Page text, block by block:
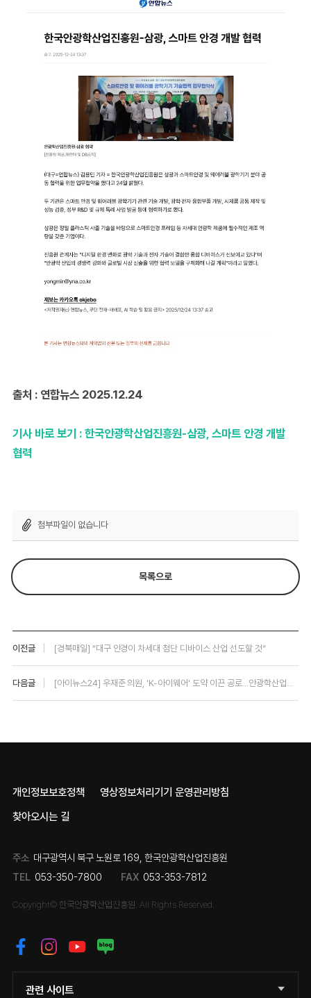
출처 : 연합뉴스 2025.12.24
기사 바로 보기 : 한국안광학산업진흥원-삼광, 스마트 안경 개발
협력
첨부파일이 없습니다
목록으로
이전글 [경북매일] “대구 안경이 차세대 첨단 디바이스 산업 선도할 것”
다음글
개인정보보호정책
영상정보처리기기 운영관리방침
찾아오시는 길
주소 대구광역시 북구 노원로 169, 한국안광학산업진흥원
TEL 053-350-7800 FAX 053-353-7812
Copyright© 한국안광학산업진흥원. All Rights Reserved.
관련 사이트